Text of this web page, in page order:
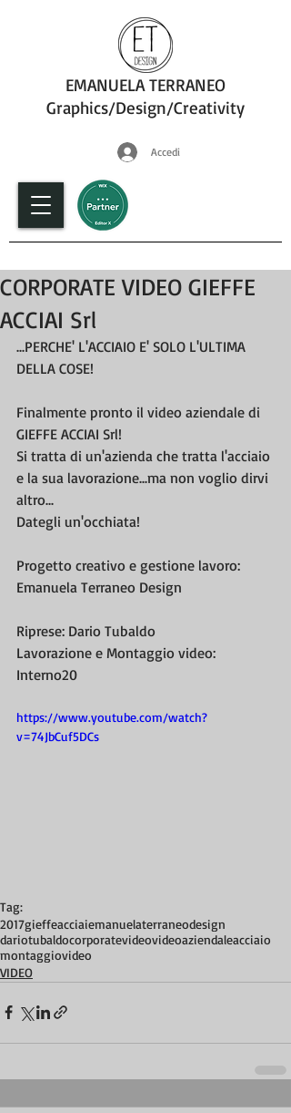
EMANUELA TERRANEO
Graphics/Design/Creativity
Accedi
CORPORATE VIDEO GIEFFE
ACCIAI Srl
...PERCHE' L'ACCIAIO E' SOLO L'ULTIMA
DELLA COSE!
Finalmente pronto il video aziendale di
GIEFFE ACCIAI Srl!
Si tratta di un'azienda che tratta l'acciaio
e la sua lavorazione...ma non voglio dirvi
altro...
Dategli un'occhiata!
Progetto creativo e gestione lavoro:
Emanuela Terraneo Design
Riprese: Dario Tubaldo
Lavorazione e Montaggio video:
Interno20
https://www.youtube.com/watch?
v=74JbCuf5DCs
Tag:
2017gieffeacciaiemanuelaterraneodesign
dariotubaldocorporatevideovideoaziendaleacciaio
montaggiovideo
VIDEO